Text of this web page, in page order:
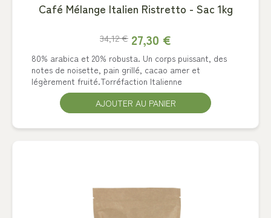
Café Mélange Italien Ristretto - Sac 1kg
27,30 €
34,12 €
80% arabica et 20% robusta. Un corps puissant, des
notes de noisette, pain grillé, cacao amer et
légèrement fruité.Torréfaction Italienne
AJOUTER AU PANIER